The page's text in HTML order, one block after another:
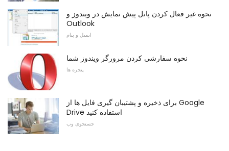
نحوه غیر فعال کردن پانل پیش نمایش در ویندوز و
Outlook
ایمیل و پیام
نحوه سفارشی کردن مرورگر ویندوز شما
پنجره ها
برای ذخیره و پشتیبان گیری فایل ها از Google
Drive استفاده کنید
جستجوی وب